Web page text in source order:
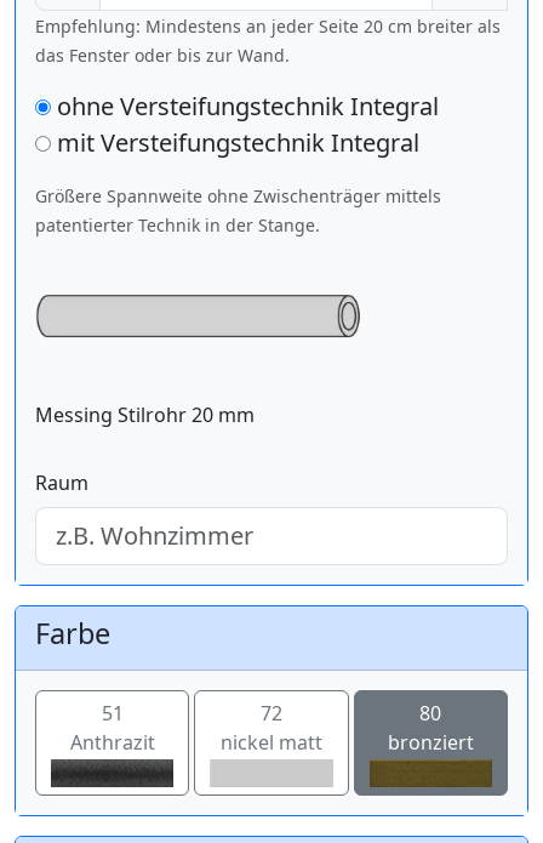
Empfehlung: Mindestens an jeder Seite 20 cm breiter als
das Fenster oder bis zur Wand.
ohne Versteifungstechnik Integral
mit VersteifungstechnikIntegral
Größere Spannweite ohne Zwischenträger mittels
patentierter Technik in der Stange.
Messing Stilrohr 20 mm
Raum
Farbe
51
Anthrazit
72
nickel matt
80
bronziert